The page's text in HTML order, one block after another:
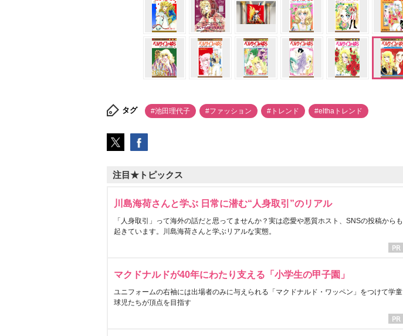
タグ #池田理代子 #ファッション #トレンド #elthaトレンド
注目★トピックス
川島海荷さんと学ぶ 日常に潜む“人身取引”のリアル
「人身取引」って海外の話だと思ってませんか？実は恋愛や悪質ホスト、SNSの投稿からも
起きています。川島海荷さんと学ぶリアルな実態。
マクドナルドが40年にわたり支える「小学生の甲子園」
ユニフォームの右袖には出場者のみに与えられる「マクドナルド・ワッペン」をつけて学童
球児たちが頂点を目指す